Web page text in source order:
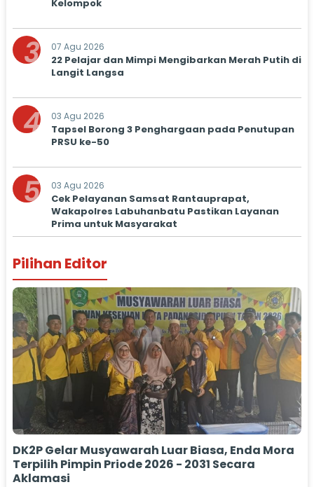
Kelompok
3 07 Agu 2026
22 Pelajar dan Mimpi Mengibarkan Merah Putih di
Langit Langsa
4 03 Agu 2026
Tapsel Borong 3 Penghargaan pada Penutupan
PRSU ke-50
5 03 Agu 2026
Cek Pelayanan Samsat Rantauprapat,
Wakapolres Labuhanbatu Pastikan Layanan
Prima untuk Masyarakat
Pilihan Editor
DK2P Gelar Musyawarah Luar Biasa, Enda Mora
Terpilih Pimpin Priode 2026 - 2031 Secara
Aklamasi